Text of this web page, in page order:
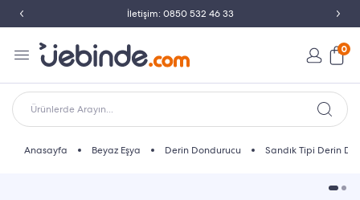
İletişim: 0850 532 46 33
0
Ürünlerde Arayın...
Anasayfa Beyaz Eşya Derin Dondurucu Sandık Tipi Derin